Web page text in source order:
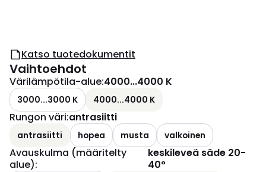
Katso tuotedokumentit
Vaihtoehdot
Värilämpötila-alue:4000...4000 K
3000...3000 K 4000...4000 K
Rungon väri:antrasiitti
antrasiitti hopea musta valkoinen
Avauskulma (määritelty
alue):
keskileveä säde 20-
40°